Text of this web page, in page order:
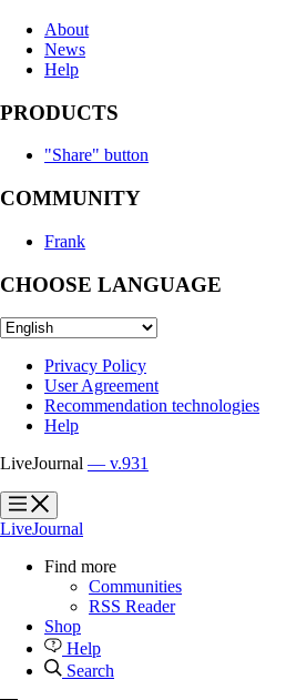
About
News
Help
PRODUCTS
"Share" button
COMMUNITY
Frank
CHOOSE LANGUAGE
Privacy Policy
User Agreement
Recommendation technologies
Help
LiveJournal — v.931
?
?
LiveJournal
Find more
Communities
RSS Reader
Shop
Help
Search